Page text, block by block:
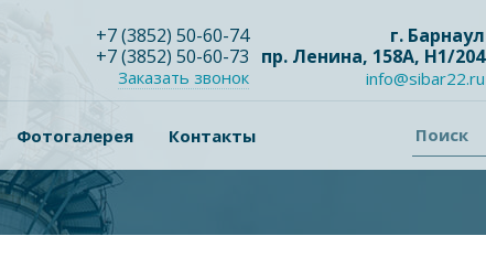
+7(3852) 50-60-74
+7(3852) 50-60-73
Заказать звонок
г. Барнаул
пр. Ленина, 158А, Н1/204
info@sibar22.ru
Фотогалерея Контакты Поиск